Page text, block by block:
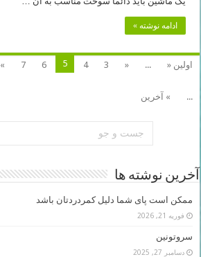
ادامه نوشته »
اولین « ...
«
3
4
5
6
7
»
...
» آخرین
آخرین نوشته ها
ممکن است پای شما دلیل کمردردتان باشد
فوریه 21, 2026
سروتونین
دسامبر 27, 2025